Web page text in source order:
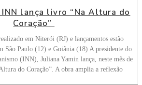
lança livro “Na Altura do
Coração”
em Niterói (RJ) e lançamentos estão
São Paulo (12) e Goiânia (18) A presidente do
(INN), Juliana Yamin lança, neste mês de
do Coração”. A obra amplia a reflexão